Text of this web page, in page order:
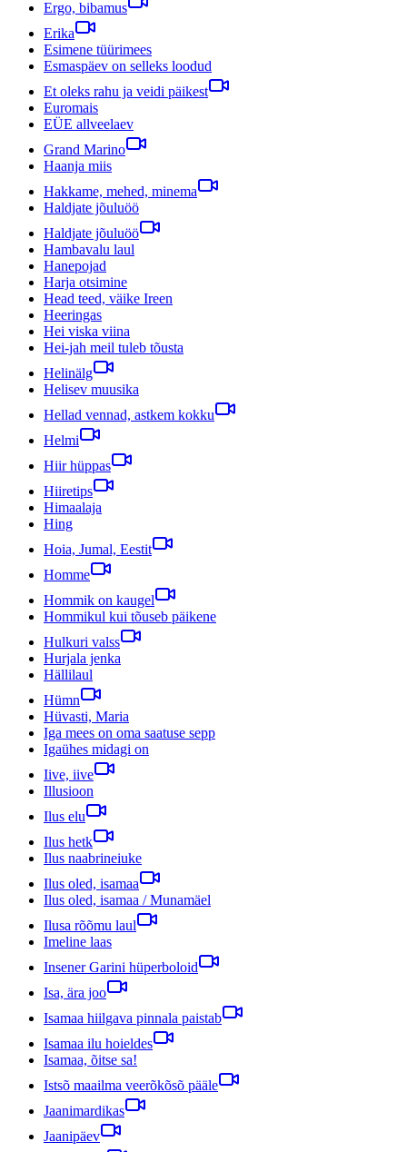
Ergo, bibamus
Erika
Esimene tüürimees
Esmaspäev on selleks loodud
Et oleks rahu ja veidi päikest
Euromais
EÜE allveelaev
Grand Marino
Haanja miis
Hakkame, mehed, minema
Haldjate jõuluöö
Haldjate jõuluöö
Hambavalu laul
Hanepojad
Harja otsimine
Head teed, väike Ireen
Heeringas
Hei viska viina
Hei-jah meil tuleb tõusta
Helinälg
Helisev muusika
Hellad vennad, astkem kokku
Helmi
Hiir hüppas
Hiiretips
Himaalaja
Hing
Hoia, Jumal, Eestit
Homme
Hommik on kaugel
Hommikul kui tõuseb päikene
Hulkuri valss
Hurjala jenka
Hällilaul
Hümn
Hüvasti, Maria
Iga mees on oma saatuse sepp
Igaühes midagi on
Iive, iive
Illusioon
Ilus elu
Ilus hetk
Ilus naabrineiuke
Ilus oled, isamaa
Ilus oled, isamaa / Munamäel
Ilusa rõõmu laul
Imeline laas
Insener Garini hüperboloid
Isa, ära joo
Isamaa hiilgava pinnala paistab
Isamaa ilu hoieldes
Isamaa, õitse sa!
Istsõ maailma veerõkõsõ pääle
Jaanimardikas
Jaanipäev